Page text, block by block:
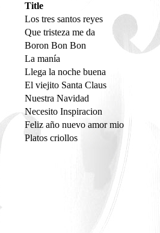
Title
Los tres santos reyes
Que tristeza me da
Boron Bon Bon
La manía
Llega la noche buena
El viejito Santa Claus
Nuestra Navidad
Necesito Inspiracion
Feliz año nuevo amor mio
Platos criollos